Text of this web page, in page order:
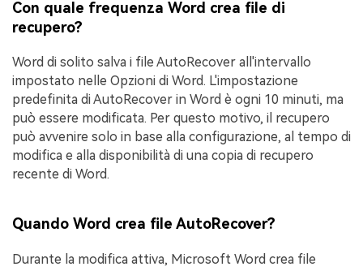
Con quale frequenza Word crea file di
recupero?
Word di solito salva i file AutoRecover all'intervallo
impostato nelle Opzioni di Word. L'impostazione
predefinita di AutoRecover in Word è ogni 10 minuti, ma
può essere modificata. Per questo motivo, il recupero
può avvenire solo in base alla configurazione, al tempo di
modifica e alla disponibilità di una copia di recupero
recente di Word.
Quando Word crea file AutoRecover?
Durante la modifica attiva, Microsoft Word crea file